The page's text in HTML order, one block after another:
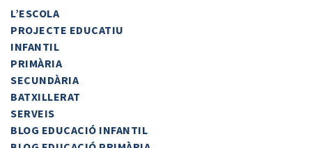
L’ESCOLA
PROJECTE EDUCATIU
INFANTIL
PRIMÀRIA
SECUNDÀRIA
BATXILLERAT
SERVEIS
BLOG EDUCACIÓ INFANTIL